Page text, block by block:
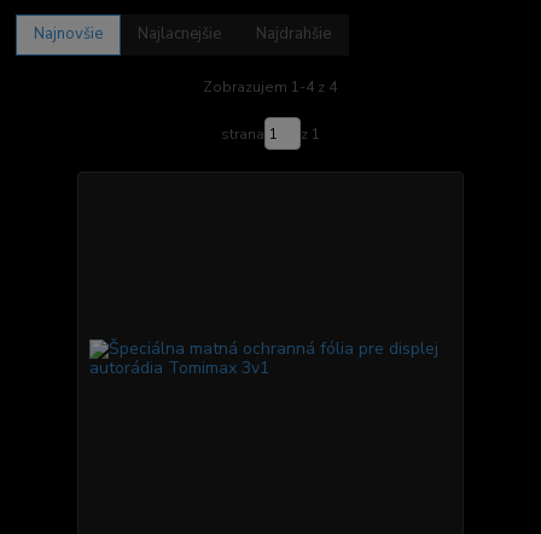
Najnovšie Najlacnejšie Najdrahšie
Zobrazujem 1-4 z 4
strana z 1